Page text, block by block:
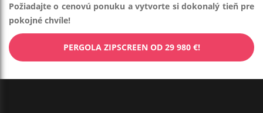
Požiadajte o cenovú ponuku a vytvorte si dokonalý tieň pre
pokojné chvíle!
PERGOLA ZIPSCREEN OD 29 980 €!